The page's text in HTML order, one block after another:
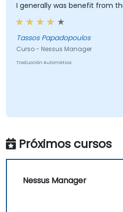
I generally was benefit from the
Tassos Papadopoulos
Curso - Nessus Manager
Traducción Automática
Próximos cursos
Nessus Manager